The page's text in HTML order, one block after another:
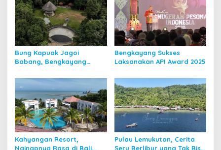
Bung Kapuak Jagoi
Babang, Bengkayang
Bengkayang Sukses
Laksanakan API Award 2025
Kahyangan Resort,
Nginapnya Rasa di Bali
Pulau Lemukutan, Cerita
Seru Berlibur yang Tak Bisa